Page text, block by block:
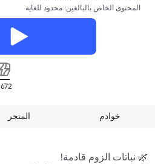
المحتوى الخاص بالبالغين: محدود للغاية
672
المتجر خوادم